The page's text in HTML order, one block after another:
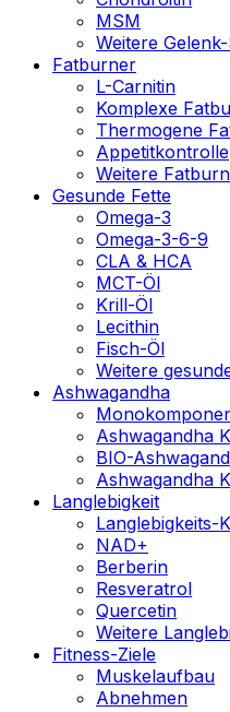
MSM
Weitere
Fatburner
L-Carnitin
Komplexe
Thermogene
Appetitkontrolle
Weitere
Gesunde Fette
Omega-3
Omega-3-6-9
CLA & HCA
MCT-Öl
Krill-Öl
Lecithin
Fisch-Öl
Weitere
Ashwagandha
Ashwagandha
BIO-
Ashwagandha
Langlebigkeit
Langlebigkeits-
NAD+
Berberin
Resveratrol
Quercetin
Weitere
Fitness-Ziele
Muskelaufbau
Abnehmen